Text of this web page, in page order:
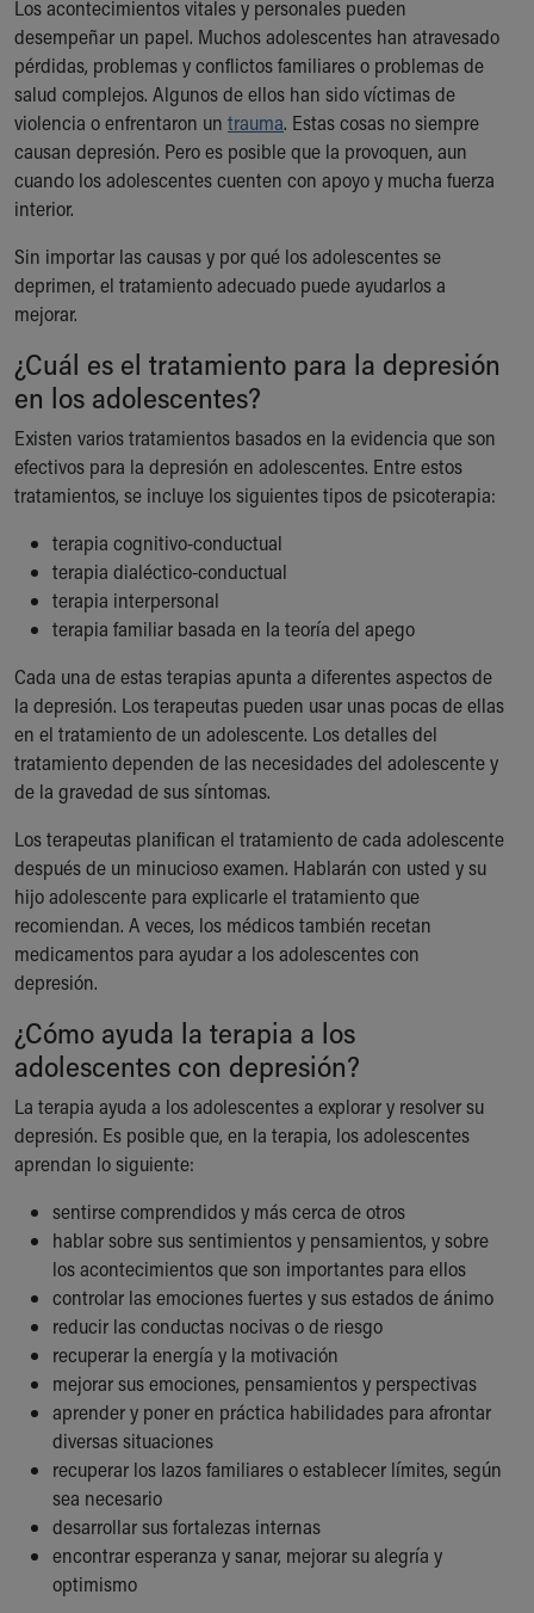
Los acontecimientos vitales y personales pueden
desempeñar un papel. Muchos adolescentes han atravesado
pérdidas, problemas y conflictos familiares o problemas de
salud complejos. Algunos de ellos han sido víctimas de
violencia o enfrentaron un trauma. Estas cosas no siempre
causan depresión. Pero es posible que la provoquen, aun
cuando los adolescentes cuenten con apoyo y mucha fuerza
interior.
Sin importar las causas y por qué los adolescentes se
deprimen, el tratamiento adecuado puede ayudarlos a
mejorar.
¿Cuál es el tratamiento para la depresión
en los adolescentes?
Existen varios tratamientos basados en la evidencia que son
efectivos para la depresión en adolescentes. Entre estos
tratamientos, se incluye los siguientes tipos de psicoterapia:
terapia cognitivo-conductual
terapia dialéctico-conductual
terapia interpersonal
terapia familiar basada en la teoría del apego
Cada una de estas terapias apunta a diferentes aspectos de
la depresión. Los terapeutas pueden usar unas pocas de ellas
en el tratamiento de un adolescente. Los detalles del
tratamiento dependen de las necesidades del adolescente y
de la gravedad de sus síntomas.
Los terapeutas planifican el tratamiento de cada adolescente
después de un minucioso examen. Hablarán con usted y su
hijo adolescente para explicarle el tratamiento que
recomiendan. A veces, los médicos también recetan
medicamentos para ayudar a los adolescentes con
depresión.
¿Cómo ayuda la terapia a los
adolescentes con depresión?
La terapia ayuda a los adolescentes a explorar y resolver su
depresión. Es posible que, en la terapia, los adolescentes
aprendan lo siguiente:
sentirse comprendidos y más cerca de otros
hablar sobre sus sentimientos y pensamientos, y sobre
los acontecimientos que son importantes para ellos
controlar las emociones fuertes y sus estados de ánimo
reducir las conductas nocivas o de riesgo
recuperar la energía y la motivación
mejorar sus emociones, pensamientos y perspectivas
aprender y poner en práctica habilidades para afrontar
diversas situaciones
recuperar los lazos familiares o establecer límites, según
sea necesario
desarrollar sus fortalezas internas
encontrar esperanza y sanar, mejorar su alegría y
optimismo